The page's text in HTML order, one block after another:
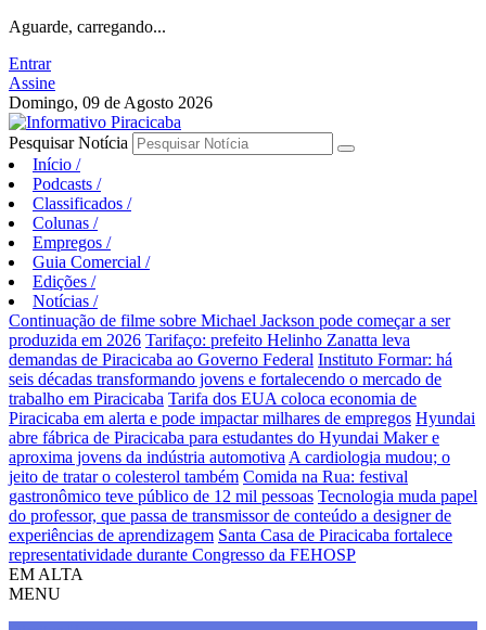
Aguarde, carregando...
Entrar
Assine
Domingo, 09 de Agosto 2026
Pesquisar Notícia
Início /
Podcasts /
Classificados /
Colunas /
Empregos /
Guia Comercial /
Edições /
Notícias /
Continuação de filme sobre Michael Jackson pode começar a ser
produzida em 2026 Tarifaço: prefeito Helinho Zanatta leva
demandas de Piracicaba ao Governo Federal Instituto Formar: há
seis décadas transformando jovens e fortalecendo o mercado de
trabalho em Piracicaba Tarifa dos EUA coloca economia de
Piracicaba em alerta e pode impactar milhares de empregos Hyundai
abre fábrica de Piracicaba para estudantes do Hyundai Maker e
aproxima jovens da indústria automotiva A cardiologia mudou; o
jeito de tratar o colesterol também Comida na Rua: festival
gastronômico teve público de 12 mil pessoas Tecnologia muda papel
do professor, que passa de transmissor de conteúdo a designer de
experiências de aprendizagem Santa Casa de Piracicaba fortalece
representatividade durante Congresso da FEHOSP
EM ALTA
MENU